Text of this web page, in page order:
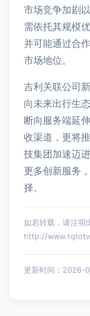
市场竞争加剧
需依托其规模
并可能通过合
市场地位。
吉利关联公司
向未来出行生
断向服务端延
收渠道，更将
技集团加速迈
更多创新服务
择。
如若转载，请注明
http://
更新时间：2026-